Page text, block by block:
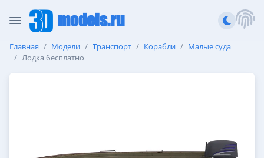
models.ru
Главная Модели Транспорт Корабли
Малые суда
Лодка бесплатно